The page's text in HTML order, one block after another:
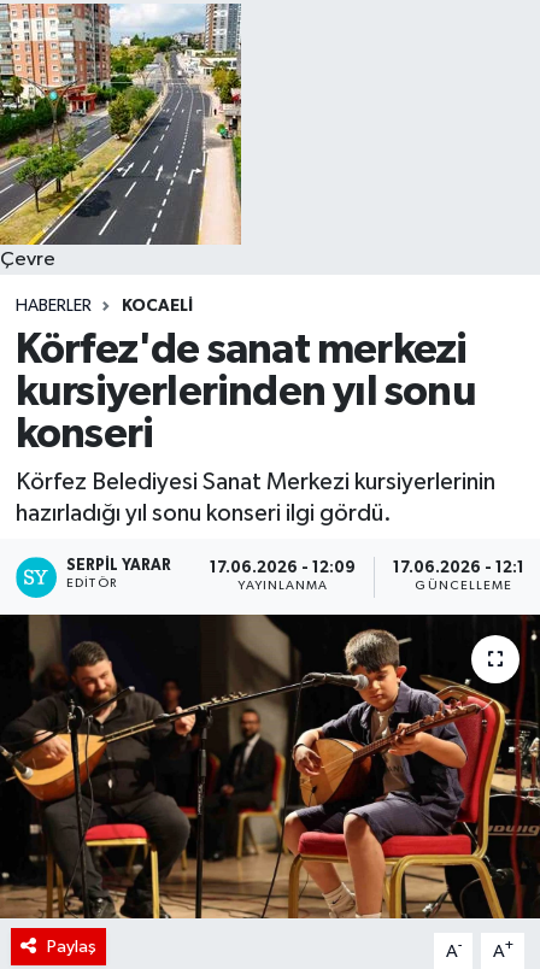
Çevre
HABERLER KOCAELI
Körfez'de sanat merkezi
kursiyerlerinden yıl sonu
konseri
Körfez Belediyesi Sanat Merkezi kursiyerlerinin
hazırladığı yıl sonu konseri ilgi gördü.
SERPİL YARAR
EDITÖR
17.06.2026 - 12:09
YAYINLANMA
17.06.2026 - 12:15
GÜNCELLEME
Paylaş A- A+